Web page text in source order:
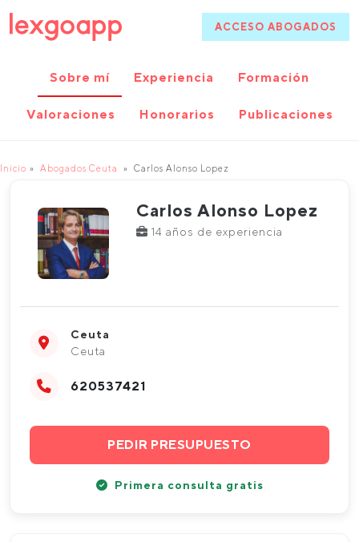
ACCESO ABOGADOS
Sobre mí Experiencia Formación
Valoraciones Honorarios Publicaciones
Inicio Abogados Ceuta Carlos Alonso Lopez
Carlos Alonso Lopez
14 años de experiencia
Ceuta
Ceuta
620537421
PEDIR PRESUPUESTO
Primera consulta gratis